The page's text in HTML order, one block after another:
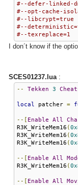
#--defer-linked-
#--opt-cache-
#--libcrypt=true
#--
#--texreplace=1
I don´t know if the
SCES01237.lua:
-- Tekken 3
local patcher =
--[ Enable All
R3K_WriteMem16 (
R3K_WriteMem16 (
R3K_WriteMem16 (
--[ Enable All
R3K_WriteMem16 (
--[ Enable All